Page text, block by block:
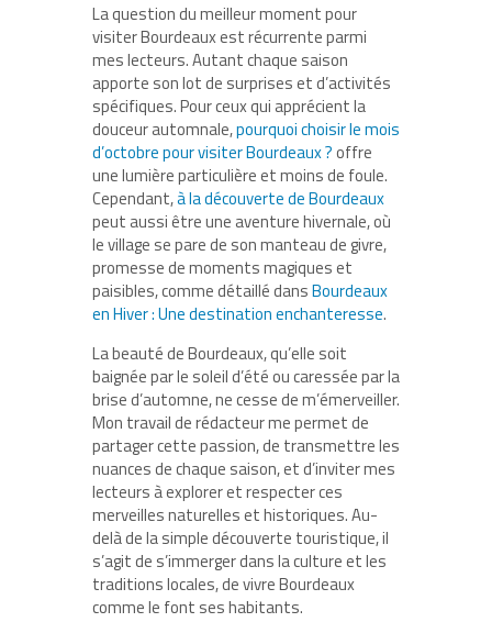
La question du meilleur moment pour
visiter Bourdeaux est récurrente parmi
mes lecteurs. Autant chaque saison
apporte son lot de surprises et d’activités
spécifiques. Pour ceux qui apprécient la
douceur automnale,pourquoi choisir le mois
d’octobre pour visiter Bourdeaux ?offre
une lumière particulière et moins de foule.
Cependant,à la découverte de Bourdeaux
peut aussi être une aventure hivernale, où
le village se pare de son manteau de givre,
promesse de moments magiques et
paisibles, comme détaillé dansBourdeaux
en Hiver : Une destination enchanteresse.
La beauté de Bourdeaux, qu’elle soit
baignée par le soleil d’été ou caressée par la
brise d’automne, ne cesse de m’émerveiller.
Mon travail de rédacteur me permet de
partager cette passion, de transmettre les
nuances de chaque saison, et d’inviter mes
lecteurs à explorer et respecter ces
merveilles naturelles et historiques. Au-
delà de la simple découverte touristique, il
s’agit de s’immerger dans la culture et les
traditions locales, de vivre Bourdeaux
comme le font ses habitants.